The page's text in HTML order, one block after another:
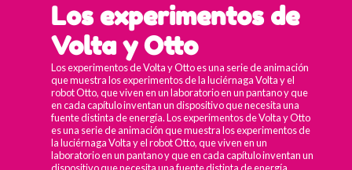
Los experimentos de
Volta y Otto
Los experimentos de Volta y Otto es una serie de animación
que muestra los experimentos de la luciérnaga Volta y el
robot Otto, que viven en un laboratorio en un pantano y que
en cada capítulo inventan un dispositivo que necesita una
fuente distinta de energía. Los experimentos de Volta y Otto
es una serie de animación que muestra los experimentos de
la luciérnaga Volta y el robot Otto, que viven en un
laboratorio en un pantano y que en cada capítulo inventan un